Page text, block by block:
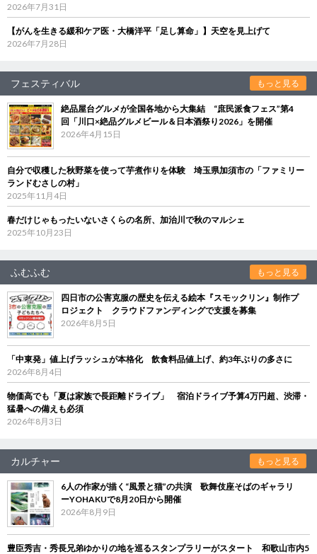
2026年7月31日
【がんを生きる緩和ケア医・大橋洋平「足し算命」】天空を見上げて
2026年7月28日
フェスティバル もっと見る
絶品屋台グルメが全国各地から大集結 “庶民派食フェス”第4
回「川口×絶品グルメビール＆日本酒祭り2026」を開催
2026年4月15日
自分で収穫した秋野菜を使って芋煮作りを体験 埼玉県加須市の「ファミリー
ランドむさしの村」
2025年11月4日
春だけじゃもったいないさくらの名所、加治川で秋のマルシェ
2025年10月23日
ふむふむ もっと見る
四日市の公害克服の歴史を伝える絵本『スモックリン』制作プ
ロジェクト クラウドファンディングで支援を募集
2026年8月5日
「中東発」値上げラッシュが本格化 飲食料品値上げ、約3年ぶりの多さに
2026年8月4日
物価高でも「夏は家族で長距離ドライブ」 宿泊ドライブ予算4万円超、渋滞・
猛暑への備えも必須
2026年8月3日
カルチャー もっと見る
6人の作家が描く“風景と猫”の共演 歌舞伎座そばのギャラリ
ーYOHAKUで8月20日から開催
2026年8月9日
豊臣秀吉・秀長兄弟ゆかりの地を巡るスタンプラリーがスタート 和歌山市内5